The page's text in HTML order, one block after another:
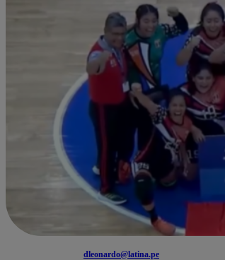
dleonardo@latina.pe